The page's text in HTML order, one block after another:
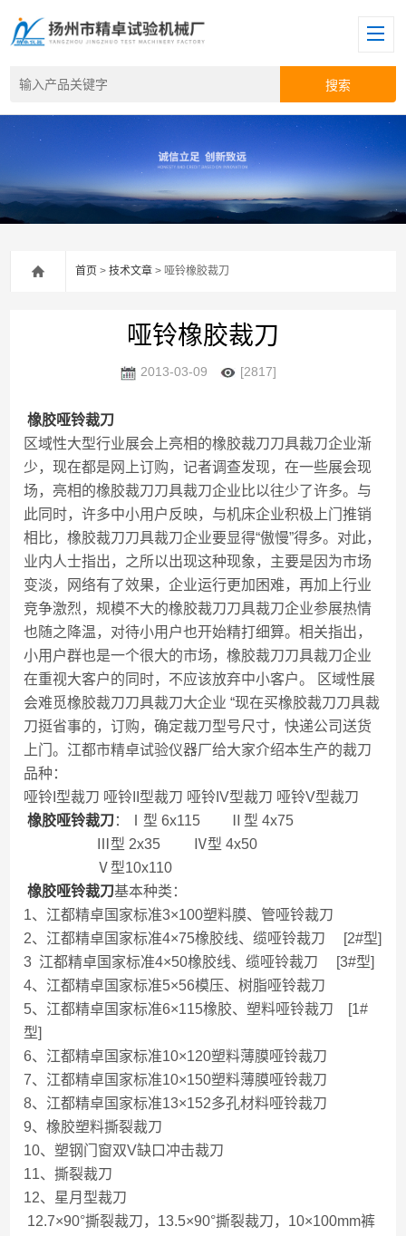
首页 >技术文章 > 哑铃橡胶裁刀
哑铃橡胶裁刀
2013-03-09 [2817]
橡胶哑铃裁刀
区域性大型行业展会上亮相的橡胶裁刀刀具裁刀企业渐
少，现在都是网上订购，记者调查发现，在一些展会现
场，亮相的橡胶裁刀刀具裁刀企业比以往少了许多。与
此同时，许多中小用户反映，与机床企业积极上门推销
相比，橡胶裁刀刀具裁刀企业要显得“傲慢”得多。对此，
业内人士指出，之所以出现这种现象，主要是因为市场
变淡，网络有了效果，企业运行更加困难，再加上行业
竞争激烈，规模不大的橡胶裁刀刀具裁刀企业参展热情
也随之降温，对待小用户也开始精打细算。相关指出，
小用户群也是一个很大的市场，橡胶裁刀刀具裁刀企业
在重视大客户的同时，不应该放弃中小客户。 区域性展
会难觅橡胶裁刀刀具裁刀大企业 “现在买橡胶裁刀刀具裁
刀挺省事的，订购，确定裁刀型号尺寸，快递公司送货
上门。江都市精卓试验仪器厂给大家介绍本生产的裁刀
品种：
哑铃I型裁刀 哑铃II型裁刀 哑铃IV型裁刀 哑铃V型裁刀
橡胶哑铃裁刀：Ⅰ型 6x115 Ⅱ型 4x75
Ⅲ型 2x35 Ⅳ型 4x50
Ⅴ型10x110
橡胶哑铃裁刀基本种类：
1、江都精卓国家标准3×100塑料膜、管哑铃裁刀
2、江都精卓国家标准4×75橡胶线、缆哑铃裁刀 [2#型]
3 江都精卓国家标准4×50橡胶线、缆哑铃裁刀 [3#型]
4、江都精卓国家标准5×56模压、树脂哑铃裁刀
5、江都精卓国家标准6×115橡胶、塑料哑铃裁刀 [1#
型]
6、江都精卓国家标准10×120塑料薄膜哑铃裁刀
7、江都精卓国家标准10×150塑料薄膜哑铃裁刀
8、江都精卓国家标准13×152多孔材料哑铃裁刀
9、橡胶塑料撕裂裁刀
10、塑钢门窗双V缺口冲击裁刀
11、撕裂裁刀
12、星月型裁刀
12.7×90°撕裂裁刀，13.5×90°撕裂裁刀，10×100mm裤